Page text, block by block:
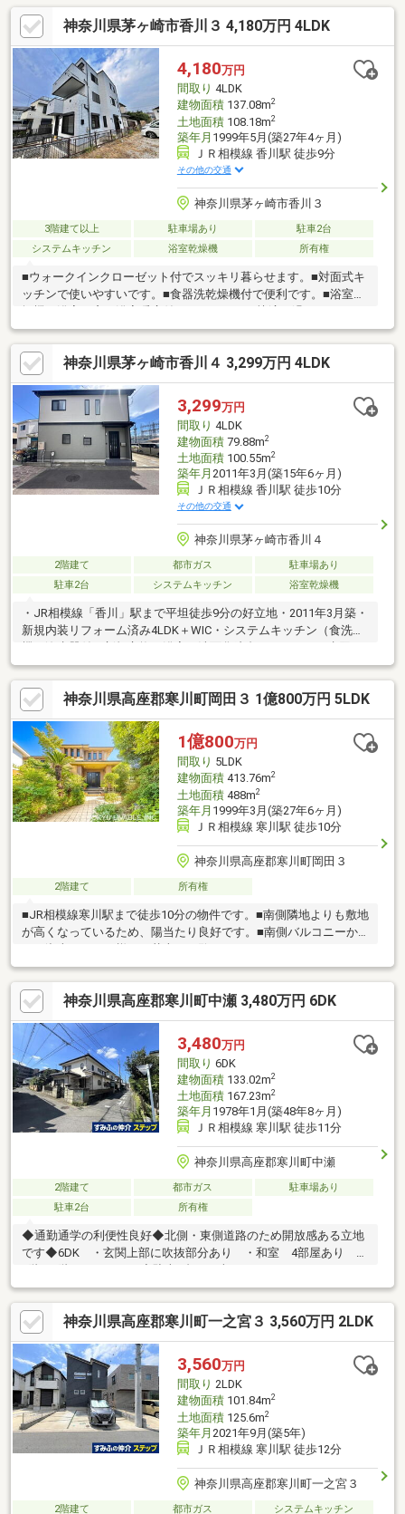
ターホンで安心です。香川駅から徒歩9分で通勤通学にはとても便
利です。■高速インターネット対応しています。■浴室乾燥機付で
す。■即入居可。■照明器具付きです。住宅ローン相談会も同時開
催中無理のない住宅ローンの試算やご購入の際にかかる諸費用の
概算も行っております。しっかりとした資金計画のアドバイスを
させて頂きますので、お気軽にご相談ください。
神奈川県茅ヶ崎市香川３ 4,180万円 4LDK
4,180万円
間取り 4LDK
建物面積137.08m2
土地面積108.18m2
築年月 1999年5月(築27年4ヶ月)
ＪＲ相模線 香川駅 徒歩9分
その他の交通
神奈川県茅ヶ崎市香川３
3階建て以上 駐車場あり
駐車2台
システムキッチン
浴室乾燥機 所有権
■ウォークインクローゼット付でスッキリ暮らせます。■対面式キ
ッチンで使いやすいです。■食器洗乾燥機付で便利です。■浴室乾
■駐車２台可で快適なカーライフ。■ＴＶモニタ付インターホン、
ダブルロックドアです。■香川駅から徒歩9分で通勤通学にはとて
も便利です。■LDK15畳以上。■即入居可。住宅ローン相談会も同
時開催中無理のない住宅ローンの試算やご購入の際にかかる諸費
用の概算も行っております。しっかりとした資金計画のアドバイ
スをさせて頂きますので、お気軽にご相談ください。
神奈川県茅ヶ崎市香川４ 3,299万円 4LDK
3,299万円
間取り 4LDK
建物面積79.88m2
土地面積100.55m2
築年月 2011年3月(築15年6ヶ月)
ＪＲ相模線 香川駅 徒歩10分
その他の交通
神奈川県茅ヶ崎市香川４
2階建て 都市ガス
駐車場あり
駐車2台
システムキッチン 浴室乾燥機
・JR相模線「香川」駅まで平坦徒歩9分の好立地・2011年3月築・
新規内装リフォーム済み4LDK＋WIC・システムキッチン（食洗
をリフォーム・全室クロス貼替・フローリング施工・ハウスクリ
ーニング実施・カースペース2台分確保（車種による）・新湘南バ
イパス「茅ヶ崎中央IC」まで車約2分で車移動も便利
神奈川県高座郡寒川町岡田３ 1億800万円 5LDK
1億800万円
間取り 5LDK
建物面積413.76m2
土地面積488m2
築年月 1999年3月(築27年6ヶ月)
ＪＲ相模線 寒川駅 徒歩10分
神奈川県高座郡寒川町岡田３
2階建て 所有権
■JR相模線寒川駅まで徒歩10分の物件です。■南側隣地よりも敷地
が高くなっているため、陽当たり良好です。■南側バルコニーか
（但し、天候による）■大切な愛車を雨風から防げる地下車庫が
あります。■ホームエレベーターがあるため、階段を気にせずご
生活頂けます。■平成11年3月築三井木材工業株式会社施工の旧分
譲住宅です。■1階のLDKは約24.0畳あります。■各居室6畳以上確
保。■階段下収納や1階部分に納戸も有り収納豊富です。■1階と2
階にトイレがあります。■宅地と前面道路は高低差のないフラッ
トな地形です。
神奈川県高座郡寒川町中瀬 3,480万円 6DK
3,480万円
間取り 6DK
建物面積133.02m2
土地面積167.23m2
築年月 1978年1月(築48年8ヶ月)
ＪＲ相模線 寒川駅 徒歩11分
神奈川県高座郡寒川町中瀬
2階建て 都市ガス
駐車場あり
駐車2台
所有権
◆通勤通学の利便性良好◆北側・東側道路のため開放感ある立地
です◆6DK ・玄関上部に吹抜部分あり ・和室 4部屋あり ・
INFORMATION～セブンイレブン寒川一之宮9丁目店・・・約340
ｍ（徒歩5分）マックスバリュエクスプレス寒川中瀬店・・・約
520ｍ（徒歩7分）ウエルシア寒川大曲店・・・約380ｍ（徒歩5
分）木島医院・・・約720ｍ（徒歩9分）筒井集会所公園・・・約
110ｍ（徒歩2分）南小学校・・・約450ｍ（徒歩6分）寒川東中学
校・・・約820ｍ（徒歩11分）
神奈川県高座郡寒川町一之宮３ 3,560万円 2LDK
3,560万円
間取り 2LDK
建物面積101.84m2
土地面積125.6m2
築年月 2021年9月(築5年)
ＪＲ相模線 寒川駅 徒歩12分
神奈川県高座郡寒川町一之宮３
2階建て 都市ガス システムキッチン